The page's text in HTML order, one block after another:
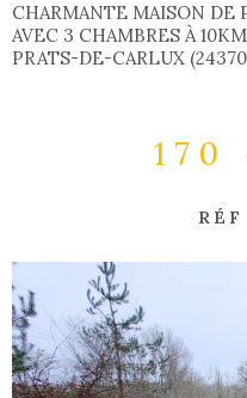
CHARMANTE MAISON DE
AVEC 3 CHAMBRES À
PRATS-DE-CARLUX
170